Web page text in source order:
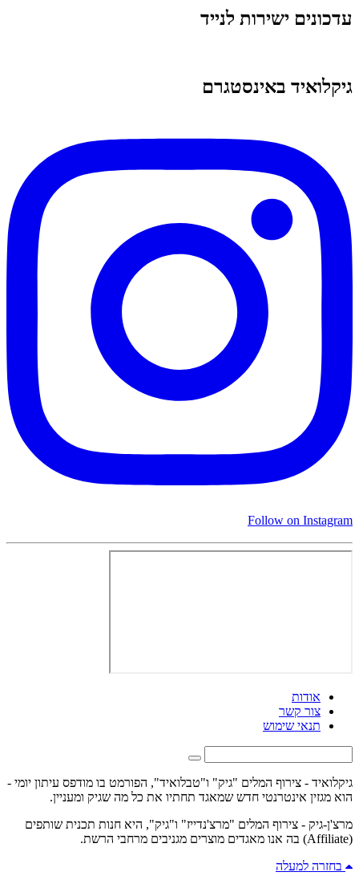
עדכונים ישירות לנייד
גיקלואיד באינסטגרם
Follow on Instagram
אודות
צור קשר
תנאי שימוש
גיקלואיד - צירוף המלים "גיק" ו"טבלואיד", הפורמט בו מודפס עיתון יומי -
הוא מגזין אינטרנטי חדש שמאגד תחתיו את כל מה שגיק ומעניין.
מרצ'ן-גיק - צירוף המלים "מרצ'נדייז" ו"גיק", היא חנות תכנית שותפים
(Affiliate) בה אנו מאגדים מוצרים מגניבים מרחבי הרשת.
בחזרה למעלה